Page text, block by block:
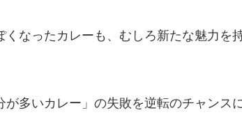
くなったカレーも、むしろ新たな魅力を
多いカレー」の失敗を逆転のチャンス